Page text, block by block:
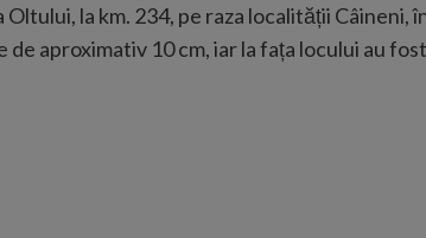
la km. 234, pe raza localității
aproximativ 10 cm, iar la fața locului au